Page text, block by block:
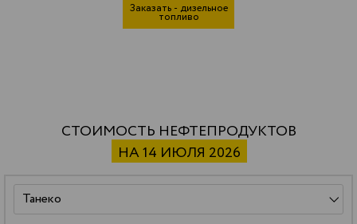
Заказать - дизельное
топливо
СТОИМОСТЬ НЕФТЕПРОДУКТОВ
НА 14 ИЮЛЯ 2026